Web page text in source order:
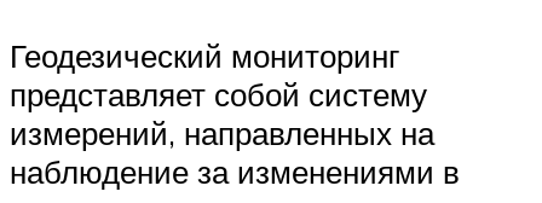
Геодезический мониторинг
представляет собой систему
измерений, направленных на
наблюдение за изменениями в